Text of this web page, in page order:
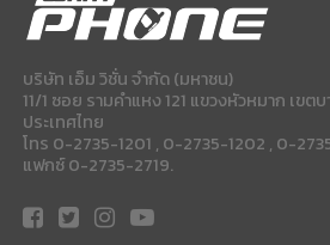
บริษัท เอ็ม วิชั่น จำกัด (มหาชน)
11/1 ซอย รามคำแหง 121 แขวงหัวหมาก เข
ประเทศไทย
โทร 0-2735-1201 , 0-2735-1202 , 0-
แฟกซ์ 0-2735-2719.